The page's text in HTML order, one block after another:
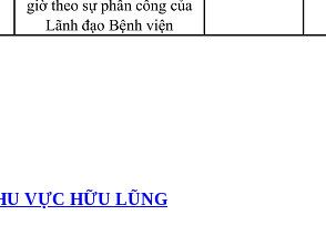
VỰC HỮU LŨNG